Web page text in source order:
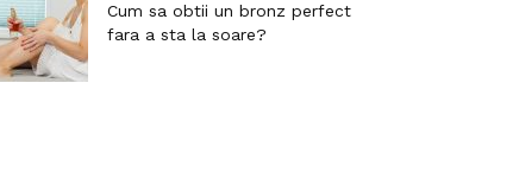
Cum sa obtii un bronz perfect
fara a sta la soare?